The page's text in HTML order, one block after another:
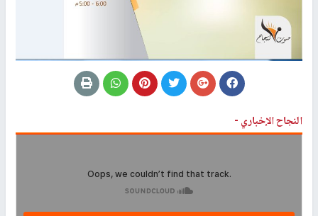
النجاح الإخباري -